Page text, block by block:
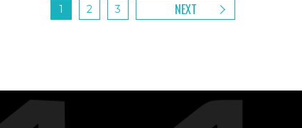
1 2 3 NEXT